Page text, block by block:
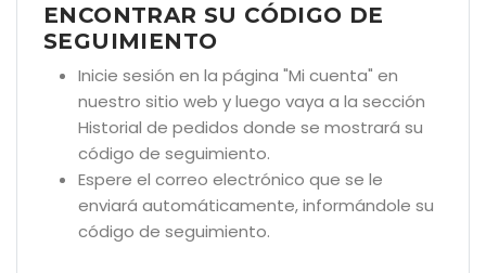
ENCONTRAR SU CÓDIGO DE
SEGUIMIENTO
Inicie sesión en la página "Mi cuenta" en
nuestro sitio web y luego vaya a la sección
Historial de pedidos donde se mostrará su
código de seguimiento.
Espere el correo electrónico que se le
enviará automáticamente, informándole su
código de seguimiento.